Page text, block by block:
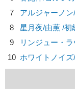
7
アルジャーノン/
8
星月夜/由薫 /初
9
リンジュー・
10 ホワイトノイズ/